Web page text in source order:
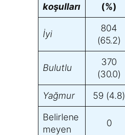
koşulları
(%)
İyi
804
(65.2)
Bulutlu
370
(30.0)
Yağmur 59 (4.8)
Belirlene
meyen
0